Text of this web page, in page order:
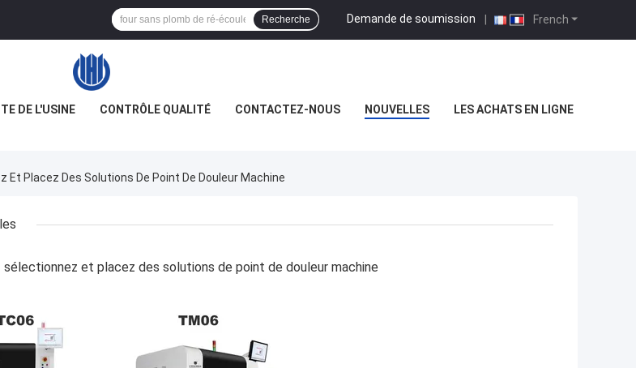
French
Demande de soumission |
Recherche
DE L'USINE CONTRÔLE QUALITÉ CONTACTEZ-NOUS NOUVELLES LES ACHATS EN LIGNE
Et Placez Des Solutions De Point De Douleur Machine
sélectionnez et placez des solutions de point de douleur machine